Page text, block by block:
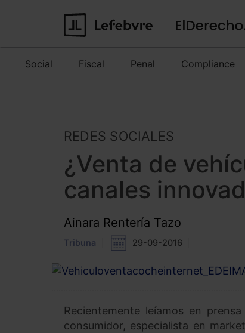
Social Fiscal Penal Compliance
REDES SOCIALES
¿Venta de
canales
Ainara Rentería Tazo
Tribuna 29-09-2016
Recientemente leíamos en
consumidor, especialista en